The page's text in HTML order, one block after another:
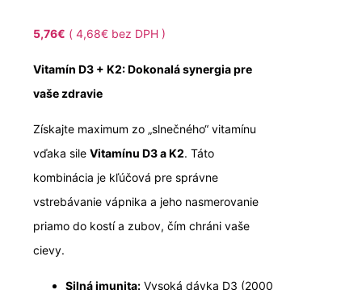
5,76€ ( 4,68€ bez DPH )
Vitamín D3 + K2: Dokonalá synergia pre
vaše zdravie
Získajte maximum zo „slnečného“ vitamínu
vďaka sile Vitamínu D3 a K2. Táto
kombinácia je kľúčová pre správne
vstrebávanie vápnika a jeho nasmerovanie
priamo do kostí a zubov, čím chráni vaše
cievy.
Silná imunita: Vysoká dávka D3 (2000